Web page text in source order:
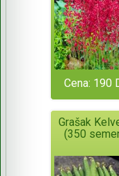
Cena: 190
Grašak
(350